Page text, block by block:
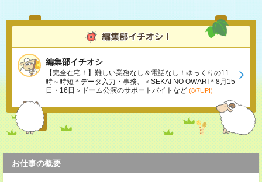
編集部イチオシ
【完全在宅！】難しい業務なし＆電話なし！ゆっくりの11
時～時短＊データ入力・事務、＜SEKAI NO OWARI＊8月15
日・16日＞ドーム公演のサポートバイトなど (8/7UP!)
お仕事の概要